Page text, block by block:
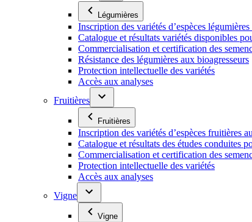
Légumières
Inscription des variétés d’espèces
Catalogue et résultats variétés disponibles
Commercialisation et certification des
Résistance des légumières aux bioagresseurs
Protection intellectuelle des variétés
Accès aux analyses
Fruitières
Fruitières
Inscription des variétés d’espèces fruitières
Catalogue et résultats des études conduites
Commercialisation et certification des
Protection intellectuelle des variétés
Accès aux analyses
Vigne
Vigne